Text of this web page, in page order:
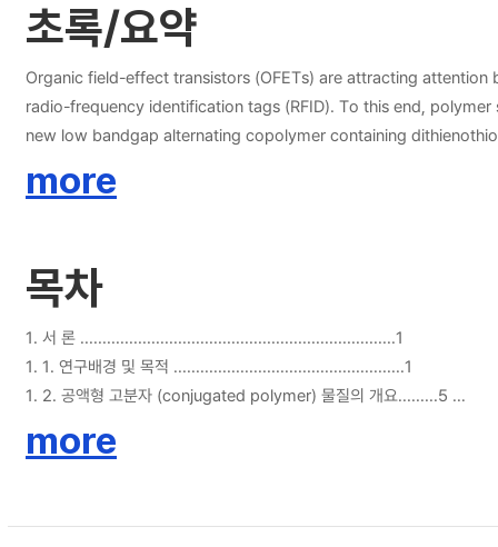
초록/요약
Organic field-effect transistors (OFETs) are attracting
radio-frequency identification tags (RFID). To this end,
new low bandgap alternating copolymer containing
polymer single nanowire nanoelectronic devices to study their
more
목차
1. 서 론 .......................................................................1
1. 1. 연구배경 및 목적 ....................................................1
1. 2. 공액형 고분자 (conjugated polymer) 물질의 개요.........5
1. 2. 2. Diketopyrrolopyrrole (DPP)를 포함하는 유기반도체 물질
more